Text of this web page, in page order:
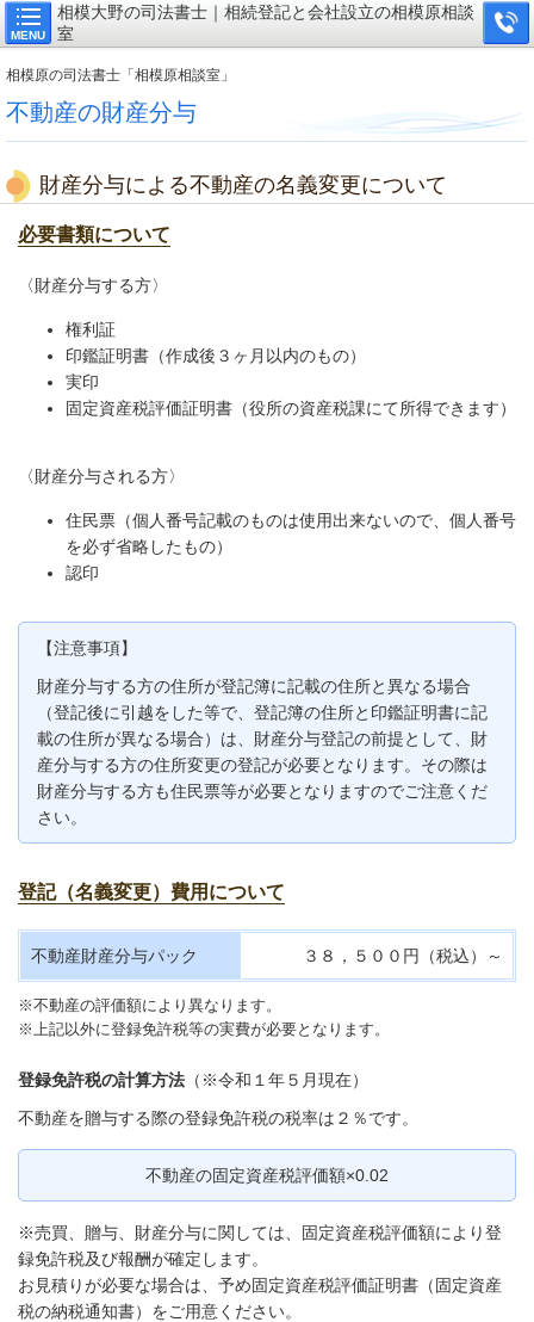
MENU
相模大野の司法書士｜相続登記と会社設立の相模原相談
室
相模原の司法書士「相模原相談室」
不動産の財産分与
財産分与による不動産の名義変更について
必要書類について
〈財産分与する方〉
権利証
印鑑証明書（作成後３ヶ月以内のもの）
実印
固定資産税評価証明書（役所の資産税課にて所得できます）
〈財産分与される方〉
住民票（個人番号記載のものは使用出来ないので、個人番号
を必ず省略したもの）
認印
【注意事項】
財産分与する方の住所が登記簿に記載の住所と異なる場合
（登記後に引越をした等で、登記簿の住所と印鑑証明書に記
載の住所が異なる場合）は、財産分与登記の前提として、財
産分与する方の住所変更の登記が必要となります。その際は
財産分与する方も住民票等が必要となりますのでご注意くだ
さい。
登記（名義変更）費用について
不動産財産分与パック ３８，５００円（税込）～
※不動産の評価額により異なります。
※上記以外に登録免許税等の実費が必要となります。
登録免許税の計算方法 （※令和１年５月現在）
不動産を贈与する際の登録免許税の税率は２％です。
不動産の固定資産税評価額×0.02
※売買、贈与、財産分与に関しては、固定資産税評価額により登
録免許税及び報酬が確定します。
お見積りが必要な場合は、予め固定資産税評価証明書（固定資産
税の納税通知書）をご用意ください。